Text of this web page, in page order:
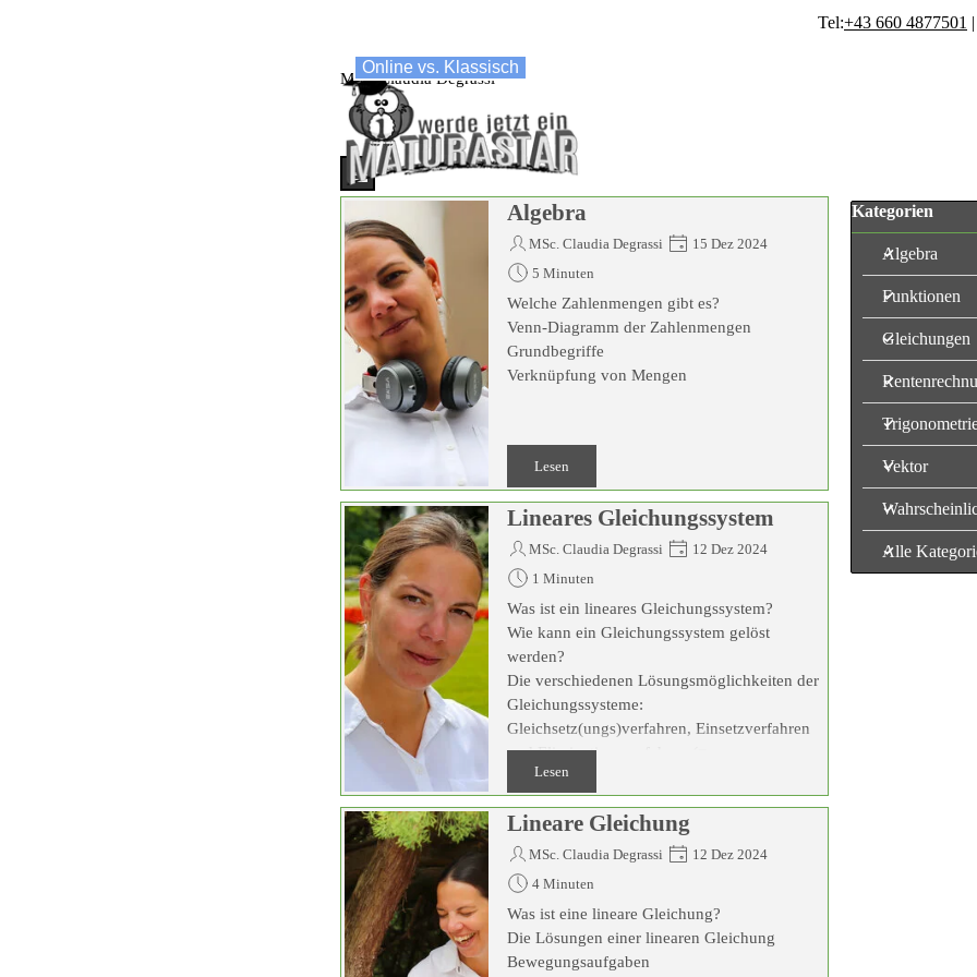
Anfragen...
Online vs. Klassisch
MSc. Claudia Degrassi
Tel:+43 660 4877501 |
Menü überspringen
Algebra
MSc. Claudia Degrassi
15 Dez 2024
5 Minuten
Welche Zahlenmengen gibt es?
Venn-Diagramm der Zahlenmengen
Grundbegriffe
Verknüpfung von Mengen
Lesen
Lineares Gleichungssystem
MSc. Claudia Degrassi
12 Dez 2024
1 Minuten
Was ist ein lineares Gleichungssystem?
Wie kann ein Gleichungssystem gelöst
werden?
Die verschiedenen Lösungsmöglichkeiten der
Gleichungssysteme:
Gleichsetz(ungs)verfahren, Einsetzverfahren
und Eliminationsverfahren (=
Additionsverfahren = Subtraktionsverfahren)
Lesen
Lineare Gleichung
MSc. Claudia Degrassi
12 Dez 2024
4 Minuten
Was ist eine lineare Gleichung?
Die Lösungen einer linearen Gleichung
Bewegungsaufgaben
Block
Kategorien
Algebra
Funktionen
Gleichungen
Vektor
Alle